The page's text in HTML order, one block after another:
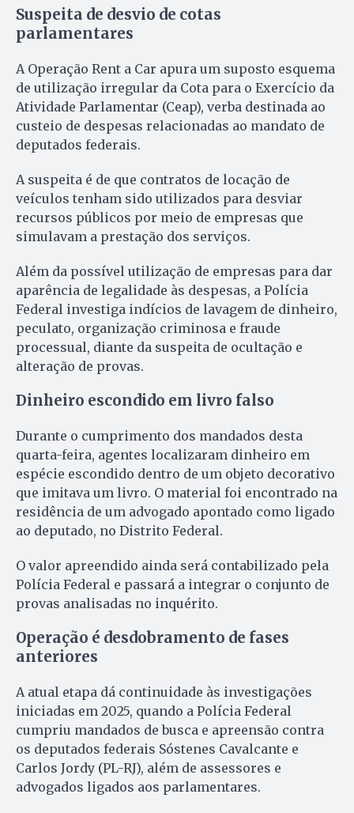
Suspeita de desvio de cotas
parlamentares
A Operação Rent a Car apura um suposto esquema
de utilização irregular da Cota para o Exercício da
Atividade Parlamentar (Ceap), verba destinada ao
custeio de despesas relacionadas ao mandato de
deputados federais.
A suspeita é de que contratos de locação de
veículos tenham sido utilizados para desviar
recursos públicos por meio de empresas que
simulavam a prestação dos serviços.
Além da possível utilização de empresas para dar
aparência de legalidade às despesas, a Polícia
Federal investiga indícios de lavagem de dinheiro,
peculato, organização criminosa e fraude
processual, diante da suspeita de ocultação e
alteração de provas.
Dinheiro escondido em livro falso
Durante o cumprimento dos mandados desta
quarta-feira, agentes localizaram dinheiro em
espécie escondido dentro de um objeto decorativo
que imitava um livro. O material foi encontrado na
residência de um advogado apontado como ligado
ao deputado, no Distrito Federal.
O valor apreendido ainda será contabilizado pela
Polícia Federal e passará a integrar o conjunto de
provas analisadas no inquérito.
Operação é desdobramento de fases
anteriores
A atual etapa dá continuidade às investigações
iniciadas em 2025, quando a Polícia Federal
cumpriu mandados de busca e apreensão contra
os deputados federais Sóstenes Cavalcante e
Carlos Jordy (PL-RJ), além de assessores e
advogados ligados aos parlamentares.